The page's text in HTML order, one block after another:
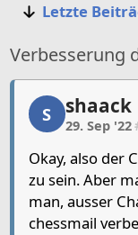
Letzte
Verbesserung
shaack, 1/12,
S shaack
29. Sep '22
Okay, also der
zu sein. Aber
man, ausser
chessmail